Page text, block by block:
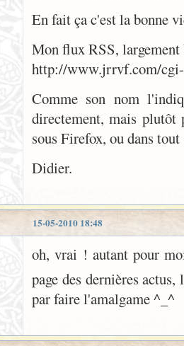
En fait ça c'est la bonne
Mon flux RSS, largement
http://www.jrrvf.com/cgi-
Comme son nom
directement, mais plutôt
sous Firefox, ou dans
Didier.
15-05-2010 18:48
oh, vrai ! autant pour
page des dernières
par faire l'amalgame ^_^